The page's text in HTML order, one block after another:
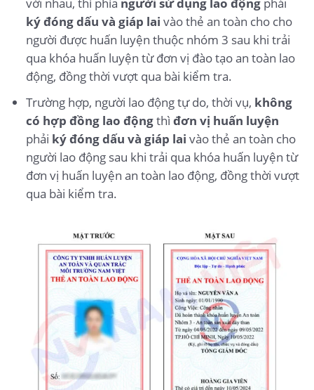
với nhau, thì phía người sử dụng lao độngphải
ký đóng dấu và giáp lai vào thẻ an toàn cho cho
người được huấn luyện thuộc nhóm 3 sau khi trải
qua khóa huấn luyện từ đơn vị đào tạo an toàn lao
động, đồng thời vượt qua bài kiểm tra.
Trường hợp, người lao động tự do, thời vụ, không
có hợp đồng lao độngthì đơn vị huấn luyện
phải ký đóng dấu và giáp lai vào thẻ an toàn cho
người lao động sau khi trải qua khóa huấn luyện từ
đơn vị huấn luyện an toàn lao động, đồng thời vượt
qua bài kiểm tra.